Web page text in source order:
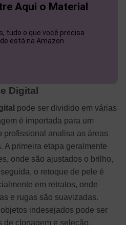
Aqui o Material
tudo o que você precisa
está na Amazon.
Digital
pode ser dividido em várias
é importada para um
profissional analisa as áreas
A primeira etapa geralmente
onde são ajustados o brilho,
o retoque de pele é
em retratos, onde
e rugas são suavizadas.
indesejados pode ser
de clonagem e seleção,